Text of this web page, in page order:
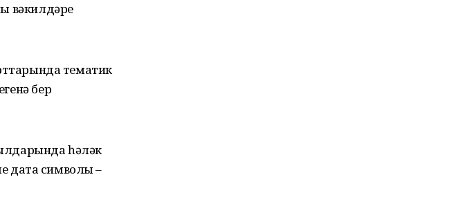
вәкилдәре
тематик
бер
һәләк
дата символы –